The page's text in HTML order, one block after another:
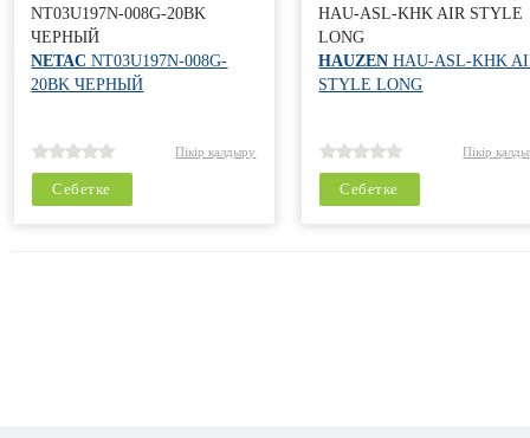
NT03U197N-008G-20BK
ЧЕРНЫЙ
NETAC NT03U197N-008G-
20BK ЧЕРНЫЙ
Пікір қалдыру
Себетке
HAU-ASL-KHK AIR STYLE
LONG
HAUZEN HAU-ASL-KHK
STYLE LONG
Пікір
Себетке